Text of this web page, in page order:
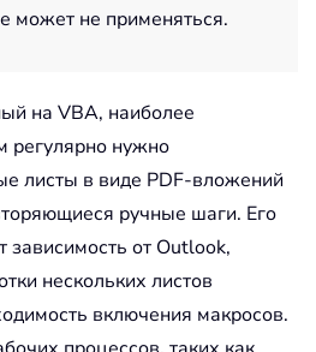
может не применяться.
на VBA, наиболее
регулярно нужно
листы в виде PDF-вложений
ручные шаги. Его
от Outlook,
нескольких листов
включения макросов.